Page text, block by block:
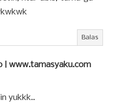
Balas
| www.tamasyaku.com
yukkk..